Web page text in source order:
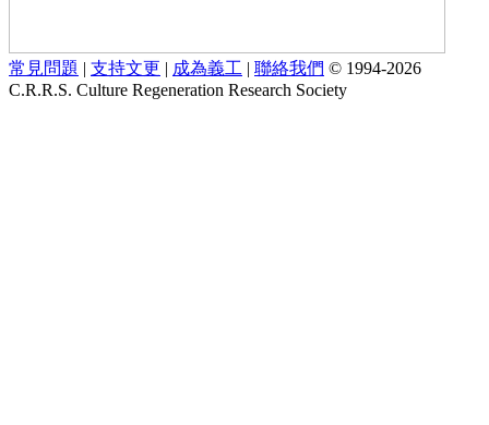
常見問題 | 支持文更 | 成為義工 | 聯絡我們 © 1994-2026
C.R.R.S. Culture Regeneration Research Society